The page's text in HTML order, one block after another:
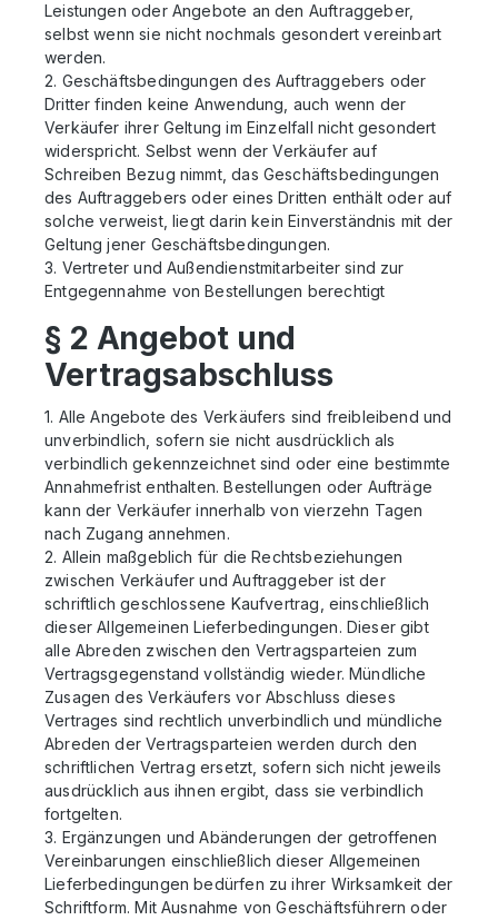
Leistungen oder Angebote an den Auftraggeber,
selbst wenn sie nicht nochmals gesondert vereinbart
werden.
2. Geschäftsbedingungen des Auftraggebers oder
Dritter finden keine Anwendung, auch wenn der
Verkäufer ihrer Geltung im Einzelfall nicht gesondert
widerspricht. Selbst wenn der Verkäufer auf
Schreiben Bezug nimmt, das Geschäftsbedingungen
des Auftraggebers oder eines Dritten enthält oder auf
solche verweist, liegt darin kein Einverständnis mit der
Geltung jener Geschäftsbedingungen.
3. Vertreter und Außendienstmitarbeiter sind zur
Entgegennahme von Bestellungen berechtigt
§ 2 Angebot und
Vertragsabschluss
1. Alle Angebote des Verkäufers sind freibleibend und
unverbindlich, sofern sie nicht ausdrücklich als
verbindlich gekennzeichnet sind oder eine bestimmte
Annahmefrist enthalten. Bestellungen oder Aufträge
kann der Verkäufer innerhalb von vierzehn Tagen
nach Zugang annehmen.
2. Allein maßgeblich für die Rechtsbeziehungen
zwischen Verkäufer und Auftraggeber ist der
schriftlich geschlossene Kaufvertrag, einschließlich
dieser Allgemeinen Lieferbedingungen. Dieser gibt
alle Abreden zwischen den Vertragsparteien zum
Vertragsgegenstand vollständig wieder. Mündliche
Zusagen des Verkäufers vor Abschluss dieses
Vertrages sind rechtlich unverbindlich und mündliche
Abreden der Vertragsparteien werden durch den
schriftlichen Vertrag ersetzt, sofern sich nicht jeweils
ausdrücklich aus ihnen ergibt, dass sie verbindlich
fortgelten.
3. Ergänzungen und Abänderungen der getroffenen
Vereinbarungen einschließlich dieser Allgemeinen
Lieferbedingungen bedürfen zu ihrer Wirksamkeit der
Schriftform. Mit Ausnahme von Geschäftsführern oder